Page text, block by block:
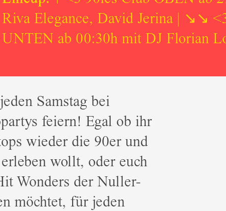
Riva Elegance, David Jerina | ↘↘
UNTEN ab 00:30h mit DJ Florian
Samstag bei
feiern! Egal ob ihr
wieder die 90er und
wollt, oder euch
Wonders der Nuller-
möchtet, für jeden